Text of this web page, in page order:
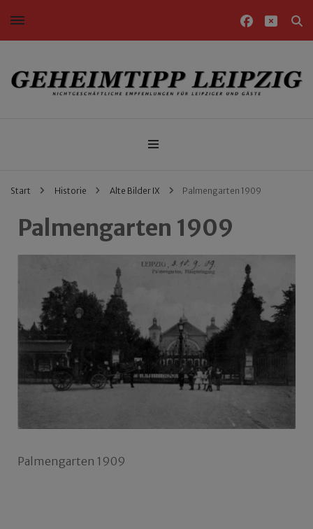
Nichtgeschäftliche Empfehlungen für Leipziger und Gäste
Start Historie Alte Bilder IX Palmengarten 1909
Palmengarten 1909
Palmengarten 1909